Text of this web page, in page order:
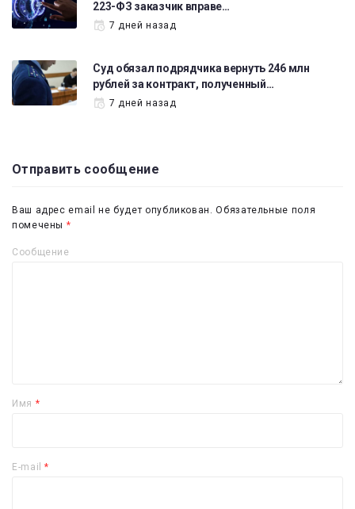
223-ФЗ заказчик вправе…
7 дней назад
Суд обязал подрядчика вернуть 246 млн
рублей за контракт, полученный…
7 дней назад
Отправить сообщение
Ваш адрес email не будет опубликован. Обязательные поля
помечены *
Сообщение
Имя *
E-mail*